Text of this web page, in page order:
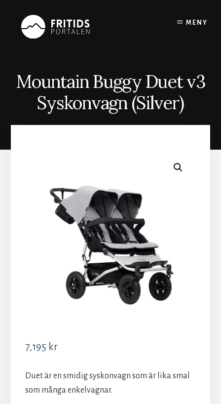
content
MENY
Mountain Buggy Duet v3
Syskonvagn (Silver)
7,195 kr
Duet är en smidig syskonvagn som är lika smal
som många enkelvagnar.